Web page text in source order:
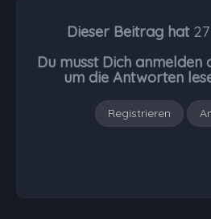
Dieser Beitrag hat
Du musst Dich
um die Antworten
Registrieren